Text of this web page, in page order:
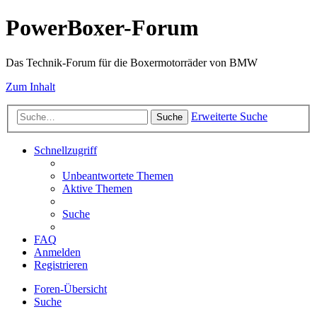
PowerBoxer-Forum
Das Technik-Forum für die Boxermotorräder von BMW
Zum Inhalt
Suche Erweiterte Suche
Schnellzugriff
Unbeantwortete Themen
Aktive Themen
Suche
FAQ
Anmelden
Registrieren
Foren-Übersicht
Suche